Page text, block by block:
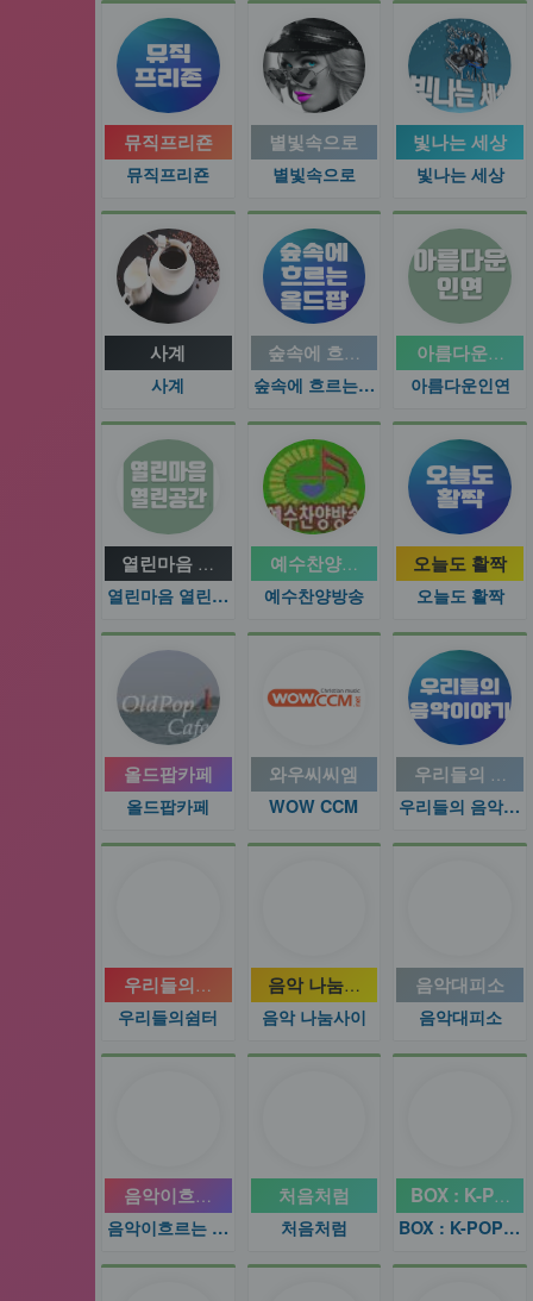
뮤직프리죤
뮤직프리죤
별빛속으로
별빛속으로
빛나는 세상
빛나는 세상
사계
사계
숲속에 흐르는 올드팝
숲속에 흐르는 올드팝
아름다운인연
아름다운인연
열린마음 열린공간
열린마음 열린공간
예수찬양방송
예수찬양방송
오늘도 활짝
오늘도 활짝
올드팝카페
올드팝카페
와우씨씨엠
WOW CCM
우리들의 음악
우리들의 음악이야기
우리들의쉼터
우리들의쉼터
음악 나눔사이
음악 나눔사이
음악대피소
음악대피소
음악이흐르는 풍경
음악이흐르는 풍경
처음처럼
처음처럼
BOX : K-POP
BOX : K-POP 케이팝